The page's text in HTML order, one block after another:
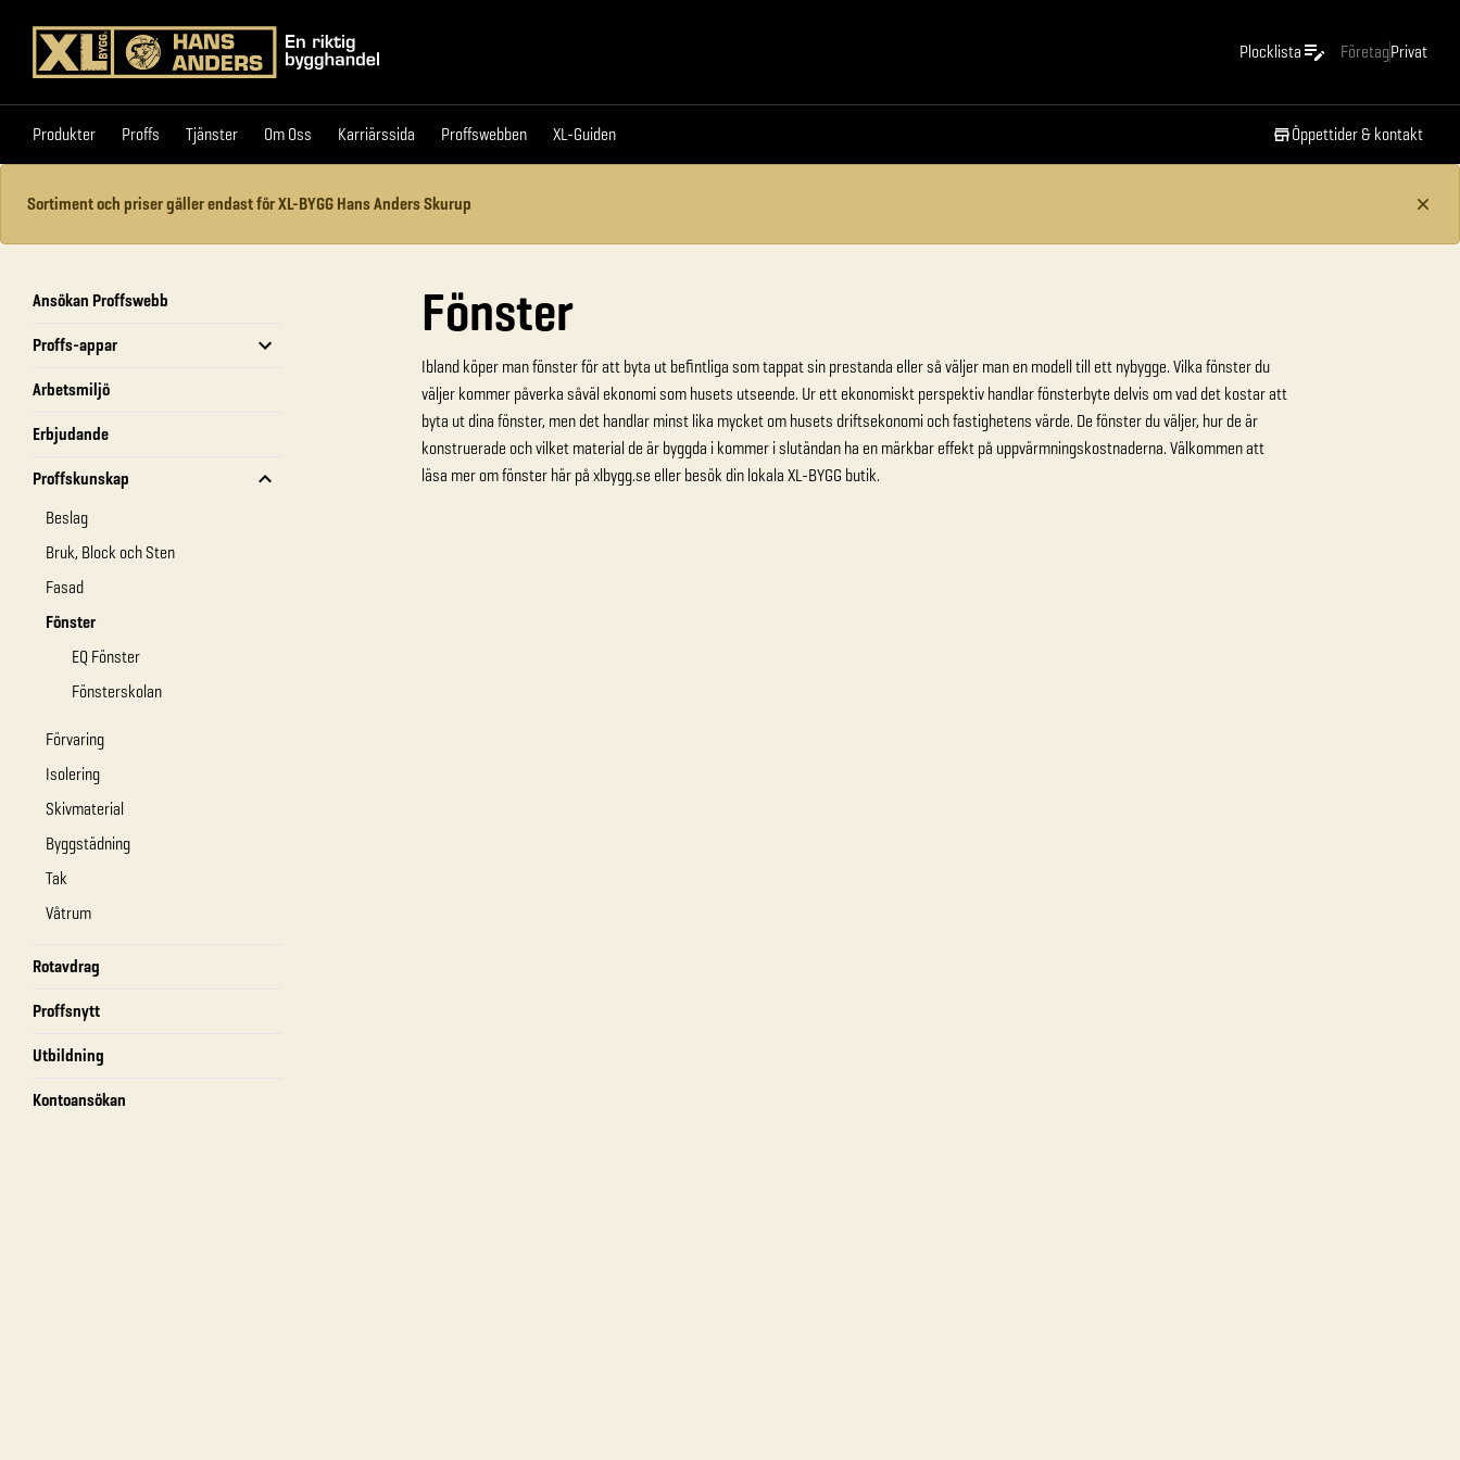
Plocklista FöretagPrivat
Produkter Proffs Tjänster Om Oss Karriärssida Proffswebben XL-Guiden Öppettider & kontakt
Produkter Proffs Tjänster
Sortiment och priser gäller endast för XL-BYGG Hans Anders Skurup
Ansökan Proffswebb
Proffs-appar
Arbetsmiljö
Erbjudande
Proffskunskap
Beslag
Bruk, Block och Sten
Fasad
Fönster
EQ Fönster
Fönsterskolan
Förvaring
Isolering
Skivmaterial
Byggstädning
Tak
Våtrum
Rotavdrag
Proffsnytt
Utbildning
Kontoansökan
Fönster
Ibland köper man fönster för att byta ut befintliga som tappat sin prestanda eller så väljer man en modell till ett nybygge. Vilka fönster du
väljer kommer påverka såväl ekonomi som husets utseende. Ur ett ekonomiskt perspektiv handlar fönsterbyte delvis om vad det kostar att
byta ut dina fönster, men det handlar minst lika mycket om husets driftsekonomi och fastighetens värde. De fönster du väljer, hur de är
konstruerade och vilket material de är byggda i kommer i slutändan ha en märkbar effekt på uppvärmningskostnaderna. Välkommen att
läsa mer om fönster här på xlbygg.se eller besök din lokala XL-BYGG butik.